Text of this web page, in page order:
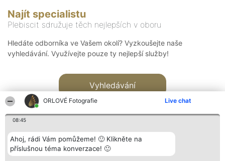
ORLOVÉ Fotografie Live chat
08:45
Ahoj, rádi Vám pomůžeme! 🙂 Klikněte na
příslušnou téma konverzace! 🙂
Najít specialistu
Plebiscit sdružuje těch nejlepších v oboru
Hledáte odborníka ve Vašem okolí? Vyzkoušejte naše
vyhledávání. Využívejte pouze ty nejlepší služby!
Vyhledávání